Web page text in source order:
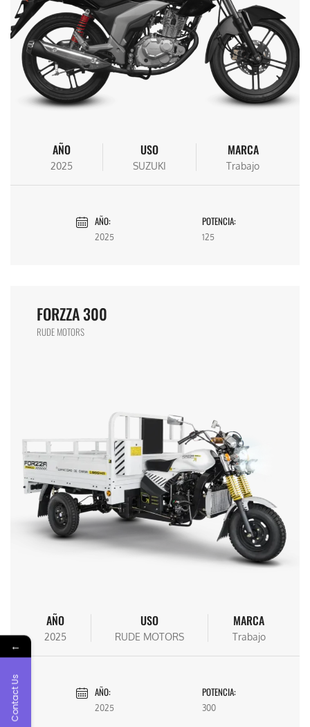
AÑO
2025
USO
SUZUKI
MARCA
Trabajo
AÑO:
2025
POTENCIA:
125
FORZZA 300
RUDE MOTORS
AÑO
2025
USO
RUDE MOTORS
MARCA
Trabajo
AÑO:
2025
POTENCIA:
300
←
Contact Us